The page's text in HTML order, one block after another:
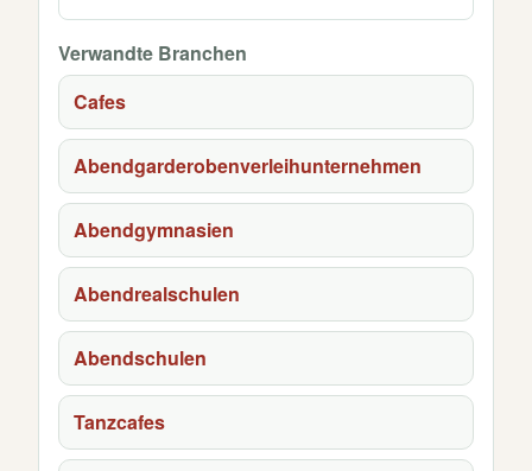
Verwandte Branchen
Cafes
Abendgarderobenverleihunternehmen
Abendgymnasien
Abendrealschulen
Abendschulen
Tanzcafes